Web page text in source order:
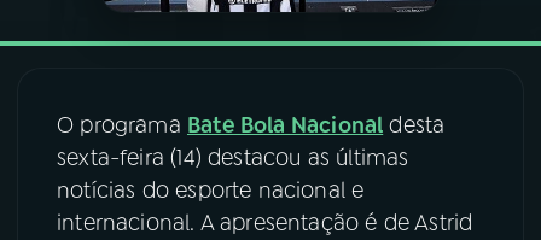
06VIDEOCASTS
07 ÚLTIMAS
08FESTIVAL DE MÚSICA
O programa Bate Bola Nacional desta
sexta-feira (14) destacou as últimas
notícias do esporte nacional e
internacional. A apresentação é de Astrid